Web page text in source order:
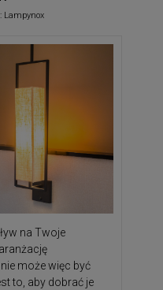
Lampynox
na Twoje
może więc być
to, aby dobrać je